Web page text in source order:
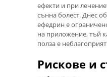
ефекти и при
сънна болест. Днес
ефедрин е
на приложение, тъй
полза е
Рискове и